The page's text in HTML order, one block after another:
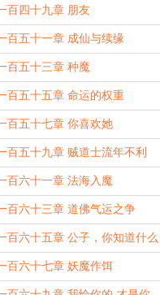
百四十九章 朋友
百五十一章 成仙与续缘
百五十三章 种魔
百五十五章 命运的权重
百五十七章 你喜欢她
百五十九章 贼道士流年不利
百六十一章 法海入魔
百六十三章 道佛气运之争
百六十五章 公子，你知道什么
外吗
百六十七章 妖魔作饵